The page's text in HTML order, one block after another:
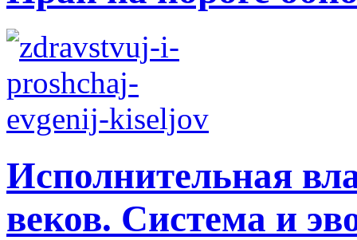
Исполнительная
веков. Система и